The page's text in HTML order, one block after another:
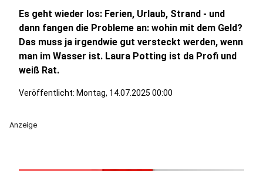
Es geht wieder los: Ferien, Urlaub, Strand - und
dann fangen die Probleme an: wohin mit dem Geld?
Das muss ja irgendwie gut versteckt werden, wenn
man im Wasser ist. Laura Potting ist da Profi und
weiß Rat.
Veröffentlicht: Montag, 14.07.2025 00:00
Anzeige